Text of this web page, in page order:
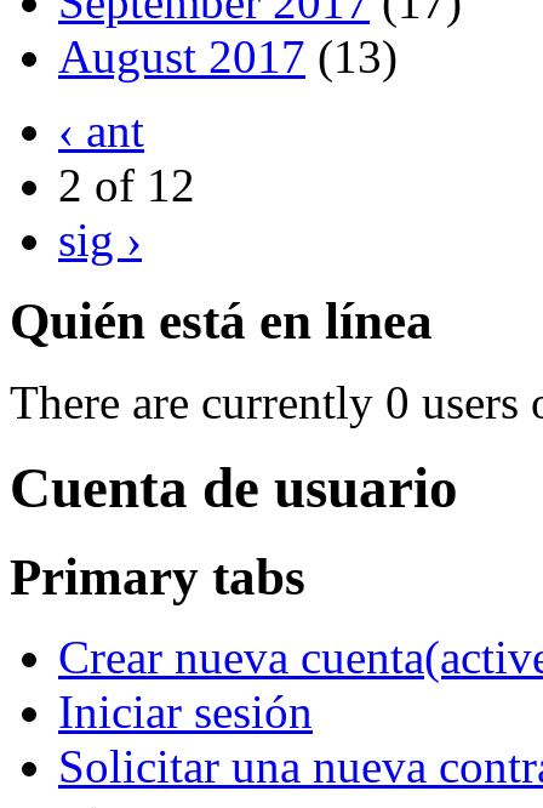
August 2017 (13)
‹ ant
2 of 12
sig ›
Quién está en línea
There are currently 0 users
Cuenta de usuario
Primary tabs
Crear nueva cuenta
Iniciar sesión
Solicitar una nueva